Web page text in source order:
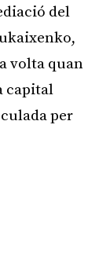
del
volta quan
capital
per